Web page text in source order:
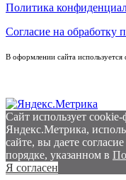
Политика
Согласие на обработку
В оформлении сайта
Сайт использует
Яндекс.Метрика,
сайте, вы даете
порядке, указанном в
Я согласен